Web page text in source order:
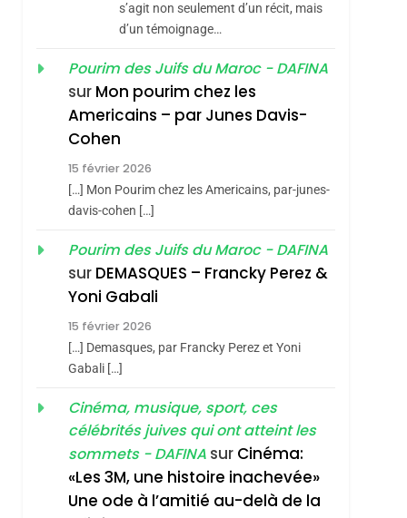
Maroc : Les Amandes
De Tafraout, Le Miel
De Tadla Azilal
Consacrés Produits
Du Terroir
DAFINA MAROC
Oeil Ravageur –
2
Dis Guerre»: La
Nouvelle Chanson De
Boy George
ISRAÉL JUDAISME
Accords D’Isaac:
L’alliance Pourrait
S’étendre À 13 Pays
D’Amérique Latine
ISRAÉL JUDAISME
5
s’agit non seulement d’un récit, mais
d’un témoignage…
Pourim des Juifs du Maroc - DAFINA
sur Mon pourim chez les
Americains – par Junes Davis-
Cohen
15 février 2026
[…] Mon Pourim chez les Americains, par-junes-
davis-cohen […]
Pourim des Juifs du Maroc - DAFINA
sur DEMASQUES – Francky Perez &
Yoni Gabali
15 février 2026
[…] Demasques, par Francky Perez et Yoni
Gabali […]
Cinéma, musique, sport, ces
célébrités juives qui ont atteint les
sommets - DAFINA sur Cinéma:
«Les 3M, une histoire inachevée»
Une ode à l’amitié au-delà de la